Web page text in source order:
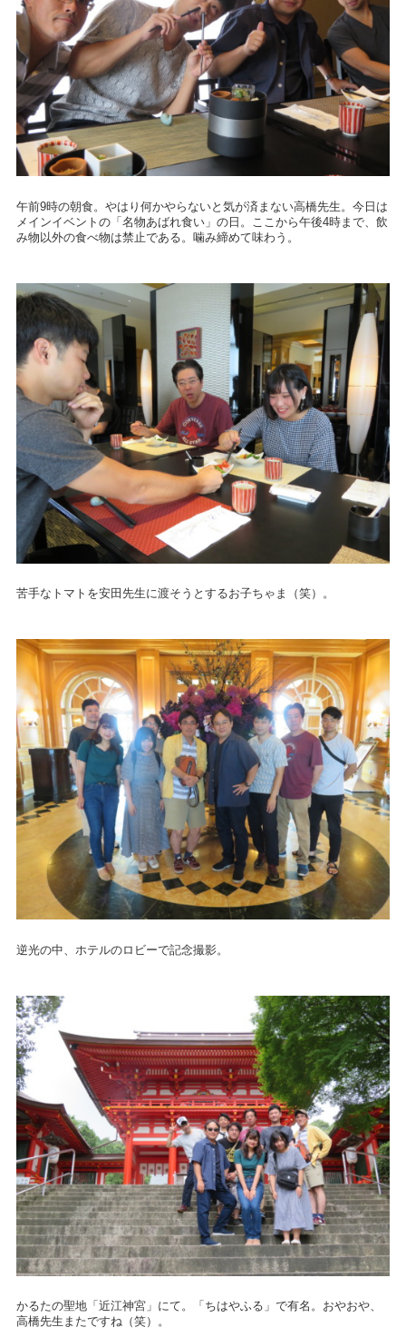
午前9時の朝食。やはり何かやらないと気が済まない高橋先生。今日は
メインイベントの「名物あばれ食い」の日。ここから午後4時まで、飲
み物以外の食べ物は禁止である。噛み締めて味わう。
苦手なトマトを安田先生に渡そうとするお子ちゃま（笑）。
逆光の中、ホテルのロビーで記念撮影。
かるたの聖地「近江神宮」にて。「ちはやふる」で有名。おやおや、
高橋先生またですね（笑）。